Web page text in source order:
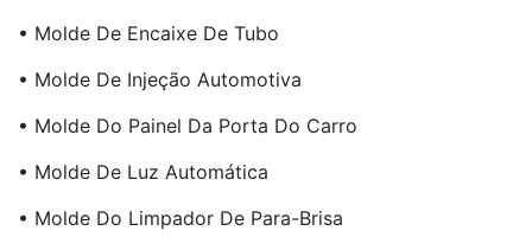
• Molde De Encaixe De Tubo
• Molde De Injeção Automotiva
• Molde Do Painel Da Porta Do Carro
• Molde De Luz Automática
• Molde Do Limpador De Para-Brisa